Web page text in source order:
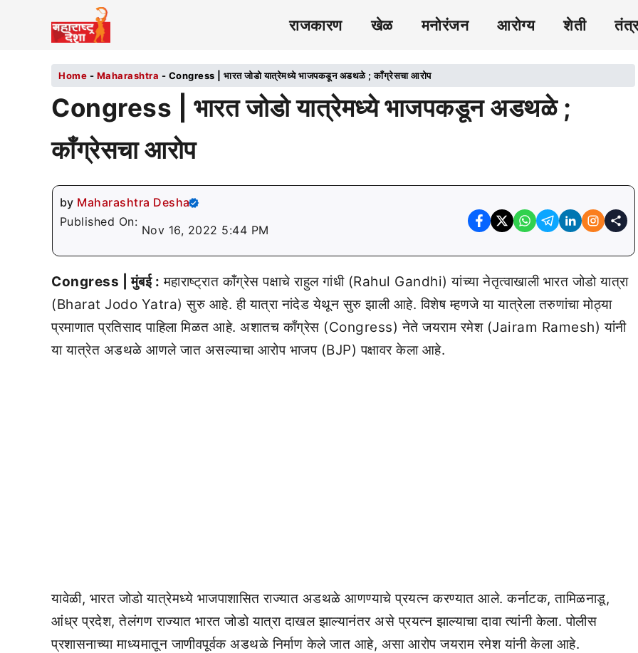
राजकारण खेळ मनोरंजन आरोग्य शेती
Home - Maharashtra - Congress | भारत जोडो यात्रेमध्ये भाजपकडून अडथळे ; काँग्रेसचा आरोप
Congress | भारत जोडो यात्रेमध्ये भाजपकडून अडथळे ;
काँग्रेसचा आरोप
by Maharashtra Desha
Published On:
Nov 16, 2022 5:44 PM
Congress | मुंबई : महाराष्ट्रात काँग्रेस पक्षाचे राहुल गांधी (Rahul Gandhi) यांच्या नेतृत्वाखाली भारत जोडो यात्रा
(Bharat Jodo Yatra) सुरु आहे. ही यात्रा नांदेड येथून सुरु झाली आहे. विशेष म्हणजे या यात्रेला तरुणांचा मोठ्या
प्रमाणात प्रतिसाद पाहिला मिळत आहे. अशातच काँग्रेस (Congress) नेते जयराम रमेश (Jairam Ramesh) यांनी
या यात्रेत अडथळे आणले जात असल्याचा आरोप भाजप (BJP) पक्षावर केला आहे.
यावेळी, भारत जोडो यात्रेमध्ये भाजपाशासित राज्यात अडथळे आणण्याचे प्रयत्न करण्यात आले. कर्नाटक, तामिळनाडू,
आंध्र प्रदेश, तेलंगण राज्यात भारत जोडो यात्रा दाखल झाल्यानंतर असे प्रयत्न झाल्याचा दावा त्यांनी केला. पोलीस
प्रशासनाच्या माध्यमातून जाणीवपूर्वक अडथळे निर्माण केले जात आहे, असा आरोप जयराम रमेश यांनी केला आहे.